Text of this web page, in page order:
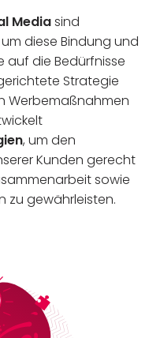
Mediasind
diese Bindung und
auf die Bedürfnisse
Strategie
Werbemaßnahmen
, um den
Kunden gerecht
sowie
zu gewährleisten.